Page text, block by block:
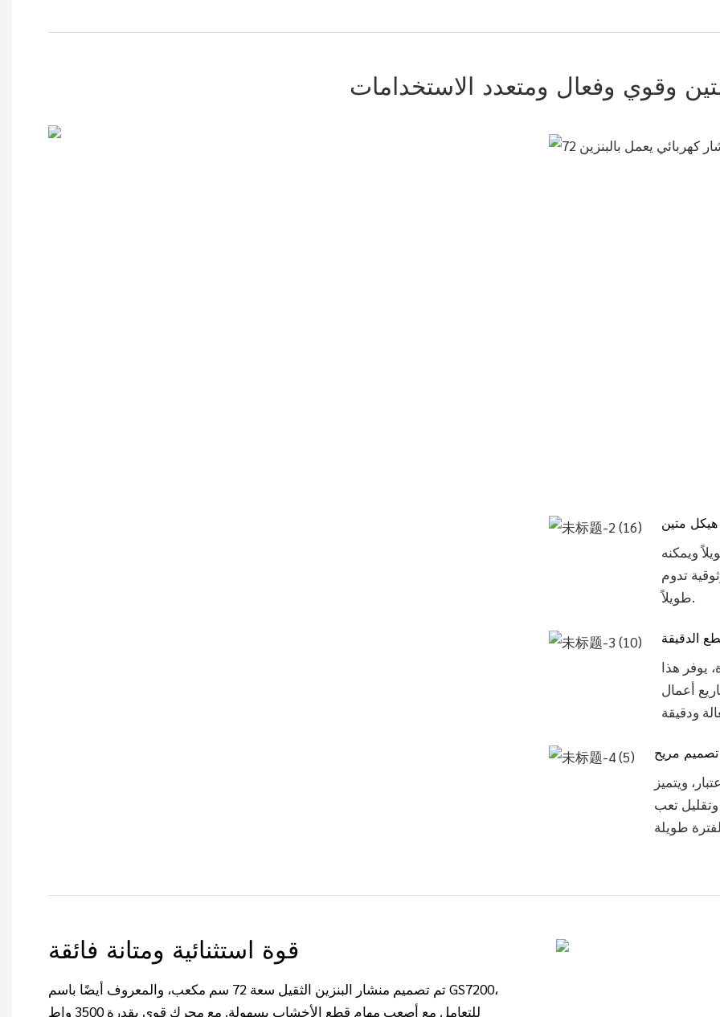
وقوي وفعال ومتعدد الاستخدامات
هيكل متين
ويمكنه
تدوم
طويلاً.
الدقيقة
يوفر هذا
أعمال
تصميم مريح
ويتميز
تعب
قوة استثنائية ومتانة فائقة
تم تصميم منشار البنزين الثقيل سعة 72 سم مكعب، والمعروف أيضًا باسم GS7200،
للتعامل مع أصعب مهام قطع الأخشاب بسهولة. مع محرك قوي بقدرة 3500 واط